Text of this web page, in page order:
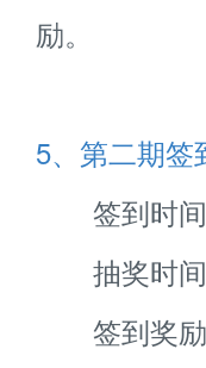
励。
5、第二期签
签到时间
抽奖时间
签到奖励